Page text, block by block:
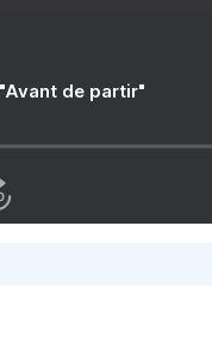
de partir"